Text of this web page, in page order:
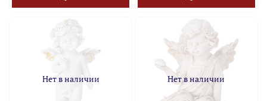
Нет в наличии Нет в наличии